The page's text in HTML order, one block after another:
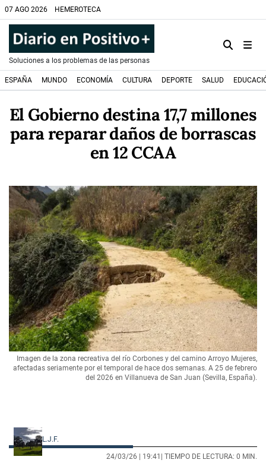
07 AGO 2026 HEMEROTECA
Soluciones a los problemas de las personas
ESPAÑA MUNDO ECONOMÍA CULTURA DEPORTE SALUD
El Gobierno destina 17,7 millones
para reparar daños de borrascas
en 12 CCAA
Imagen de la zona recreativa del río Corbones y del camino Arroyo Mujeres,
afectadas seriamente por el temporal de hace dos semanas. A 25 de febrero
del 2026 en Villanueva de San Juan (Sevilla, España).
L.J.F.
24/03/26 | 19:41 | TIEMPO DE LECTURA: 0 MIN.